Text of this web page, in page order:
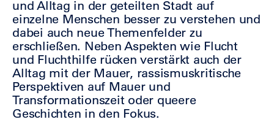
und Alltag in der geteilten Stadt auf
einzelne Menschen besser zu verstehen und
dabei auch neue Themenfelder zu
erschließen. Neben Aspekten wie Flucht
und Fluchthilfe rücken verstärkt auch der
Alltag mit der Mauer, rassismuskritische
Perspektiven auf Mauer und
Transformationszeit oder queere
Geschichten in den Fokus.